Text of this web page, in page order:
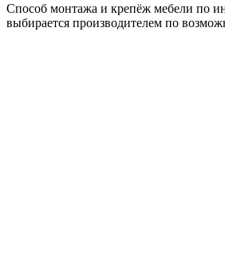
Способ монтажа и крепёж мебели по
выбирается производителем по